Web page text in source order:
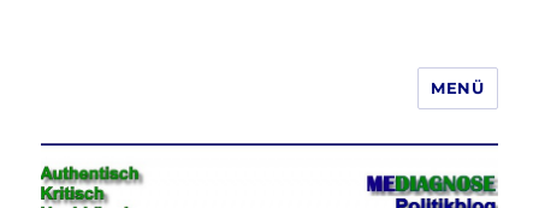
Jeder hat das Recht, seine
Meinung in Wort, Schrift und Bild
frei zu äußern und zu verbreiten
MENÜ